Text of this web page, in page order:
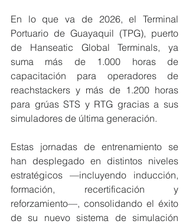
En lo que va de 2026, el Terminal
Portuario de Guayaquil (TPG), puerto
de Hanseatic Global Terminals, ya
suma más de 1.000 horas de
capacitación para operadores de
reachstackers y más de 1.200 horas
para grúas STS y RTG gracias a sus
simuladores de última generación.
Estas jornadas de entrenamiento se
han desplegado en distintos niveles
estratégicos —incluyendo inducción,
formación, recertificación y
reforzamiento—, consolidando el éxito
de su nuevo sistema de simulación